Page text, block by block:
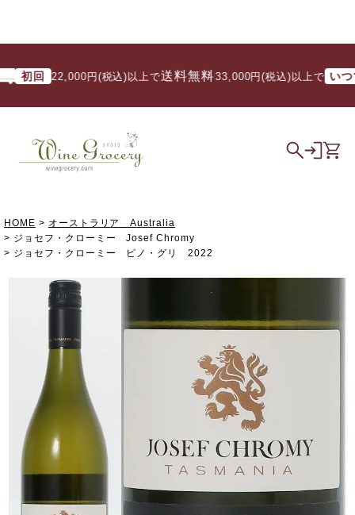
回 22,000円(税込)以上で送料無料/ 33,000円(税込)以上で いつでも
HOME
オーストラリア Australia
ジョセフ・クローミー Josef Chromy
ジョセフ・クローミー ピノ・グリ 2022